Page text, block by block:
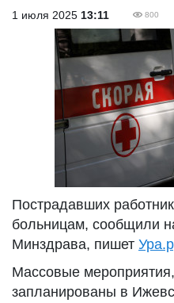
1 июля 2025 13:11 800
Пострадавших
больницам, сообщили
Минздрава, пишет
Массовые
запланированы в